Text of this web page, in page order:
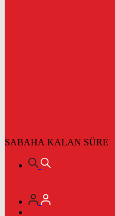
SABAHA KALAN SÜRE